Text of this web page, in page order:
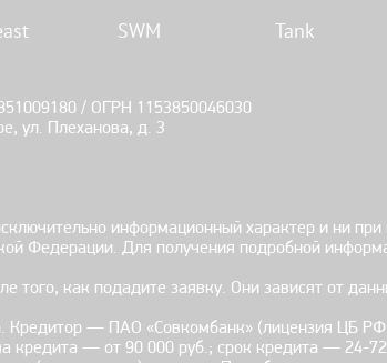
SWM Tank
/ ОГРН 1153850046030
ул. Плеханова, д. 3
информационный характер и ни
Федерации. Для получения подробной
того, как подадите заявку. Они зависят от
Кредитор — ПАО «Совкомбанк» (лицензия
— от 90 000 руб.; срок кредита — 24-